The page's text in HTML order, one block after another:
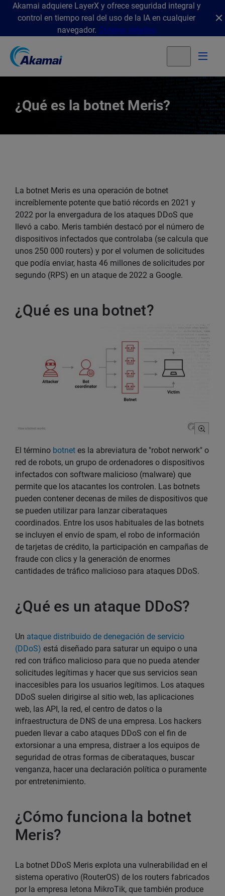
Akamai adquiere LayerX y ofrece seguridad integral y
control en tiempo real del uso de la IA en cualquier
navegador. Obtener detalles
¿Qué es la botnet Meris?
La botnet Meris es una operación de botnet
increíblemente potente que batió récords en 2021 y
2022 por la envergadura de los ataques DDoS que
llevó a cabo. Meris también destacó por el número de
dispositivos infectados que controlaba (se calcula que
unos 250 000 routers) y por el volumen de solicitudes
que podía enviar, hasta 46 millones de solicitudes por
segundo (RPS) en un ataque de 2022 a Google.
¿Qué es una botnet?
El término botnet es la abreviatura de "robot nerwork" o
red de robots, un grupo de ordenadores o dispositivos
infectados con software malicioso (malware) que
permite que los atacantes los controlen. Las botnets
pueden contener decenas de miles de dispositivos que
se pueden utilizar para lanzar ciberataques
coordinados. Entre los usos habituales de las botnets
se incluyen el envío de spam, el robo de información
de tarjetas de crédito, la participación en campañas de
fraude con clics y la generación de enormes
cantidades de tráfico malicioso para ataques DDoS.
¿Qué es un ataque DDoS?
Un ataque distribuido de denegación de servicio
(DDoS) está diseñado para saturar un equipo o una
red con tráfico malicioso para que no pueda atender
solicitudes legítimas y hacer que sus servicios sean
inaccesibles para los usuarios legítimos. Los ataques
DDoS suelen dirigirse al sitio web, las aplicaciones
web, las API, la red, el centro de datos o la
infraestructura de DNS de una empresa. Los hackers
pueden llevar a cabo ataques DDoS con el fin de
extorsionar a una empresa, distraer a los equipos de
seguridad de otras formas de ciberataques, buscar
venganza, hacer una declaración política o puramente
por entretenimiento.
¿Cómo funciona la botnet
Meris?
La botnet DDoS Meris explota una vulnerabilidad en el
sistema operativo (RouterOS) de los routers fabricados
por la empresa letona MikroTik, que también produce